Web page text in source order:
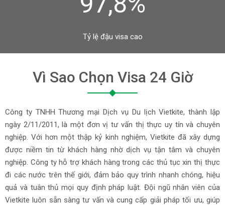
Tỷ lệ đậu visa cao
Vì Sao Chọn Visa 24 Giờ
Công ty TNHH Thương mại Dịch vụ Du lịch Vietkite, thành lập
ngày 2/11/2011, là một đơn vị tư vấn thị thực uy tín và chuyên
nghiệp. Với hơn một thập kỷ kinh nghiệm, Vietkite đã xây dựng
được niềm tin từ khách hàng nhờ dịch vụ tận tâm và chuyên
nghiệp. Công ty hỗ trợ khách hàng trong các thủ tục xin thị thực
đi các nước trên thế giới, đảm bảo quy trình nhanh chóng, hiệu
quả và tuân thủ mọi quy định pháp luật. Đội ngũ nhân viên của
Vietkite luôn sẵn sàng tư vấn và cung cấp giải pháp tối ưu, giúp